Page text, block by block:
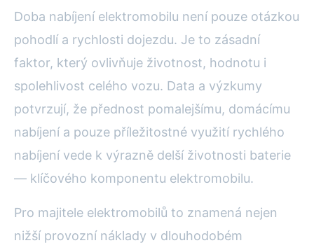
Doba nabíjení elektromobilu není pouze otázkou
pohodlí a rychlosti dojezdu. Je to zásadní
faktor, který ovlivňuje životnost, hodnotu i
spolehlivost celého vozu. Data a výzkumy
potvrzují, že přednost pomalejšímu, domácímu
nabíjení a pouze příležitostné využití rychlého
nabíjení vede k výrazně delší životnosti baterie
— klíčového komponentu elektromobilu.
Pro majitele elektromobilů to znamená nejen
nižší provozní náklady v dlouhodobém